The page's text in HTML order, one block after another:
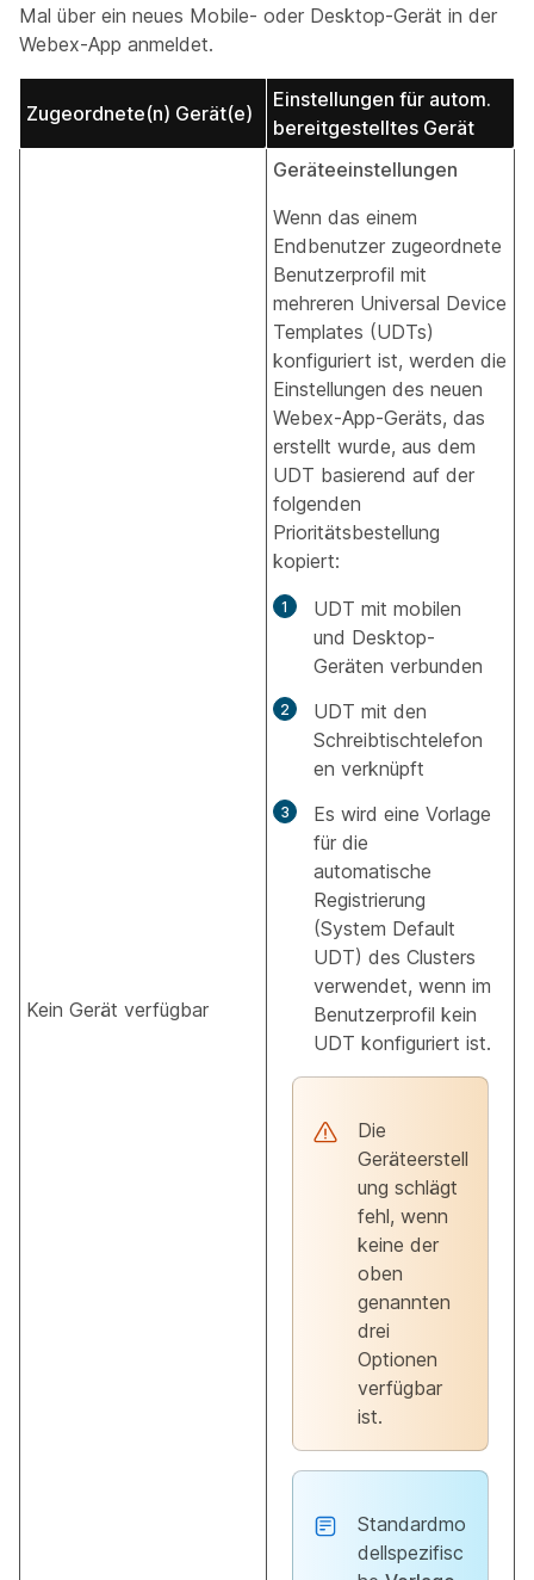
Mal über ein neues Mobile- oder Desktop-Gerät in der
Webex-App anmeldet.
Zugeordnete(n) Gerät(e)
Einstellungen für autom.
bereitgestelltes Gerät
Kein Gerät verfügbar
Geräteeinstellungen
Wenn das einem
Endbenutzer zugeordnete
Benutzerprofil mit
mehreren Universal Device
Templates (UDTs)
konfiguriert ist, werden die
Einstellungen des neuen
Webex-App-Geräts, das
erstellt wurde, aus dem
UDT basierend auf der
folgenden
Prioritätsbestellung
kopiert:
UDT mit mobilen
und Desktop-
Geräten verbunden
UDT mit den
Schreibtischtelefon
en verknüpft
Es wird eine Vorlage
für die
automatische
Registrierung
(System Default
UDT) des Clusters
verwendet, wenn im
Benutzerprofil kein
UDT konfiguriert ist.
Die
Geräteerstell
ung schlägt
fehl, wenn
keine der
oben
genannten
drei
Optionen
verfügbar
ist.
Standardmo
dellspezifisc